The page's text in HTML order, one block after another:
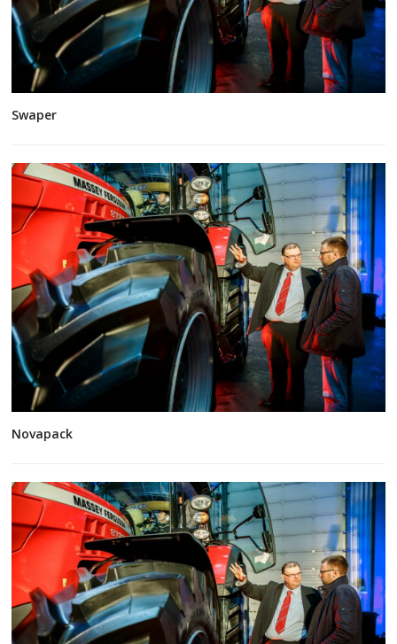
Swaper
Novapack